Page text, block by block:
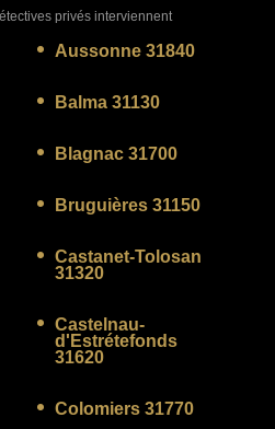
privés interviennent
Aussonne 31840
Balma 31130
Blagnac 31700
Bruguières 31150
Castanet-Tolosan
31320
Castelnau-
d'Estrétefonds
31620
Colomiers 31770